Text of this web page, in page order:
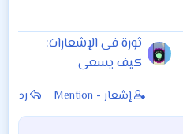
ثورة فى الإشعارات:
كيف يسعى
Android 17 لإنهاء
فوضى التنبيهات
نهائيًا؟
إشعار - Mention رد